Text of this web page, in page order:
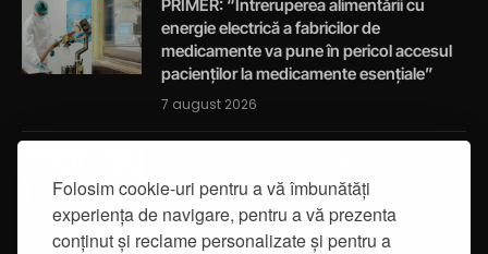
Folosim cookie-uri pentru a vă îmbunătăți
experiența de navigare, pentru a vă prezenta
conținut și reclame personalizate și pentru a
PRIMER: “Întreruperea alimentării cu
energie electrică a fabricilor de
medicamente va pune în pericol accesul
pacienților la medicamente esențiale”
7 august 2026
integrității
7 august 2026